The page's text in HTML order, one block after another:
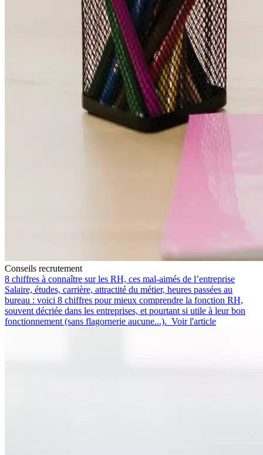
Conseils recrutement
8 chiffres à connaître sur les RH, ces mal-aimés de l’entreprise
Salaire, études, carrière, attractité du métier, heures passées au
bureau : voici 8 chiffres pour mieux comprendre la fonction RH,
souvent décriée dans les entreprises, et pourtant si utile à leur bon
fonctionnement (sans flagornerie aucune...). Voir l'article